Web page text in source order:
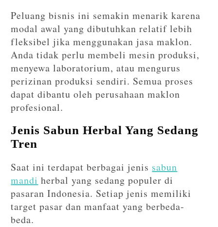
Peluang bisnis ini semakin menarik karena
modal awal yang dibutuhkan relatif lebih
fleksibel jika menggunakan jasa maklon.
Anda tidak perlu membeli mesin produksi,
menyewa laboratorium, atau mengurus
perizinan produksi sendiri. Semua proses
dapat dibantu oleh perusahaan maklon
profesional.
Jenis Sabun Herbal Yang Sedang
Tren
Saat ini terdapat berbagai jenis sabun
mandi herbal yang sedang populer di
pasaran Indonesia. Setiap jenis memiliki
target pasar dan manfaat yang berbeda-
beda.